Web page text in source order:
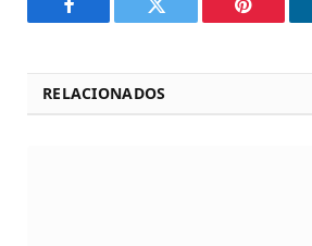
Facebook Twitter Pinterest
RELACIONADOS